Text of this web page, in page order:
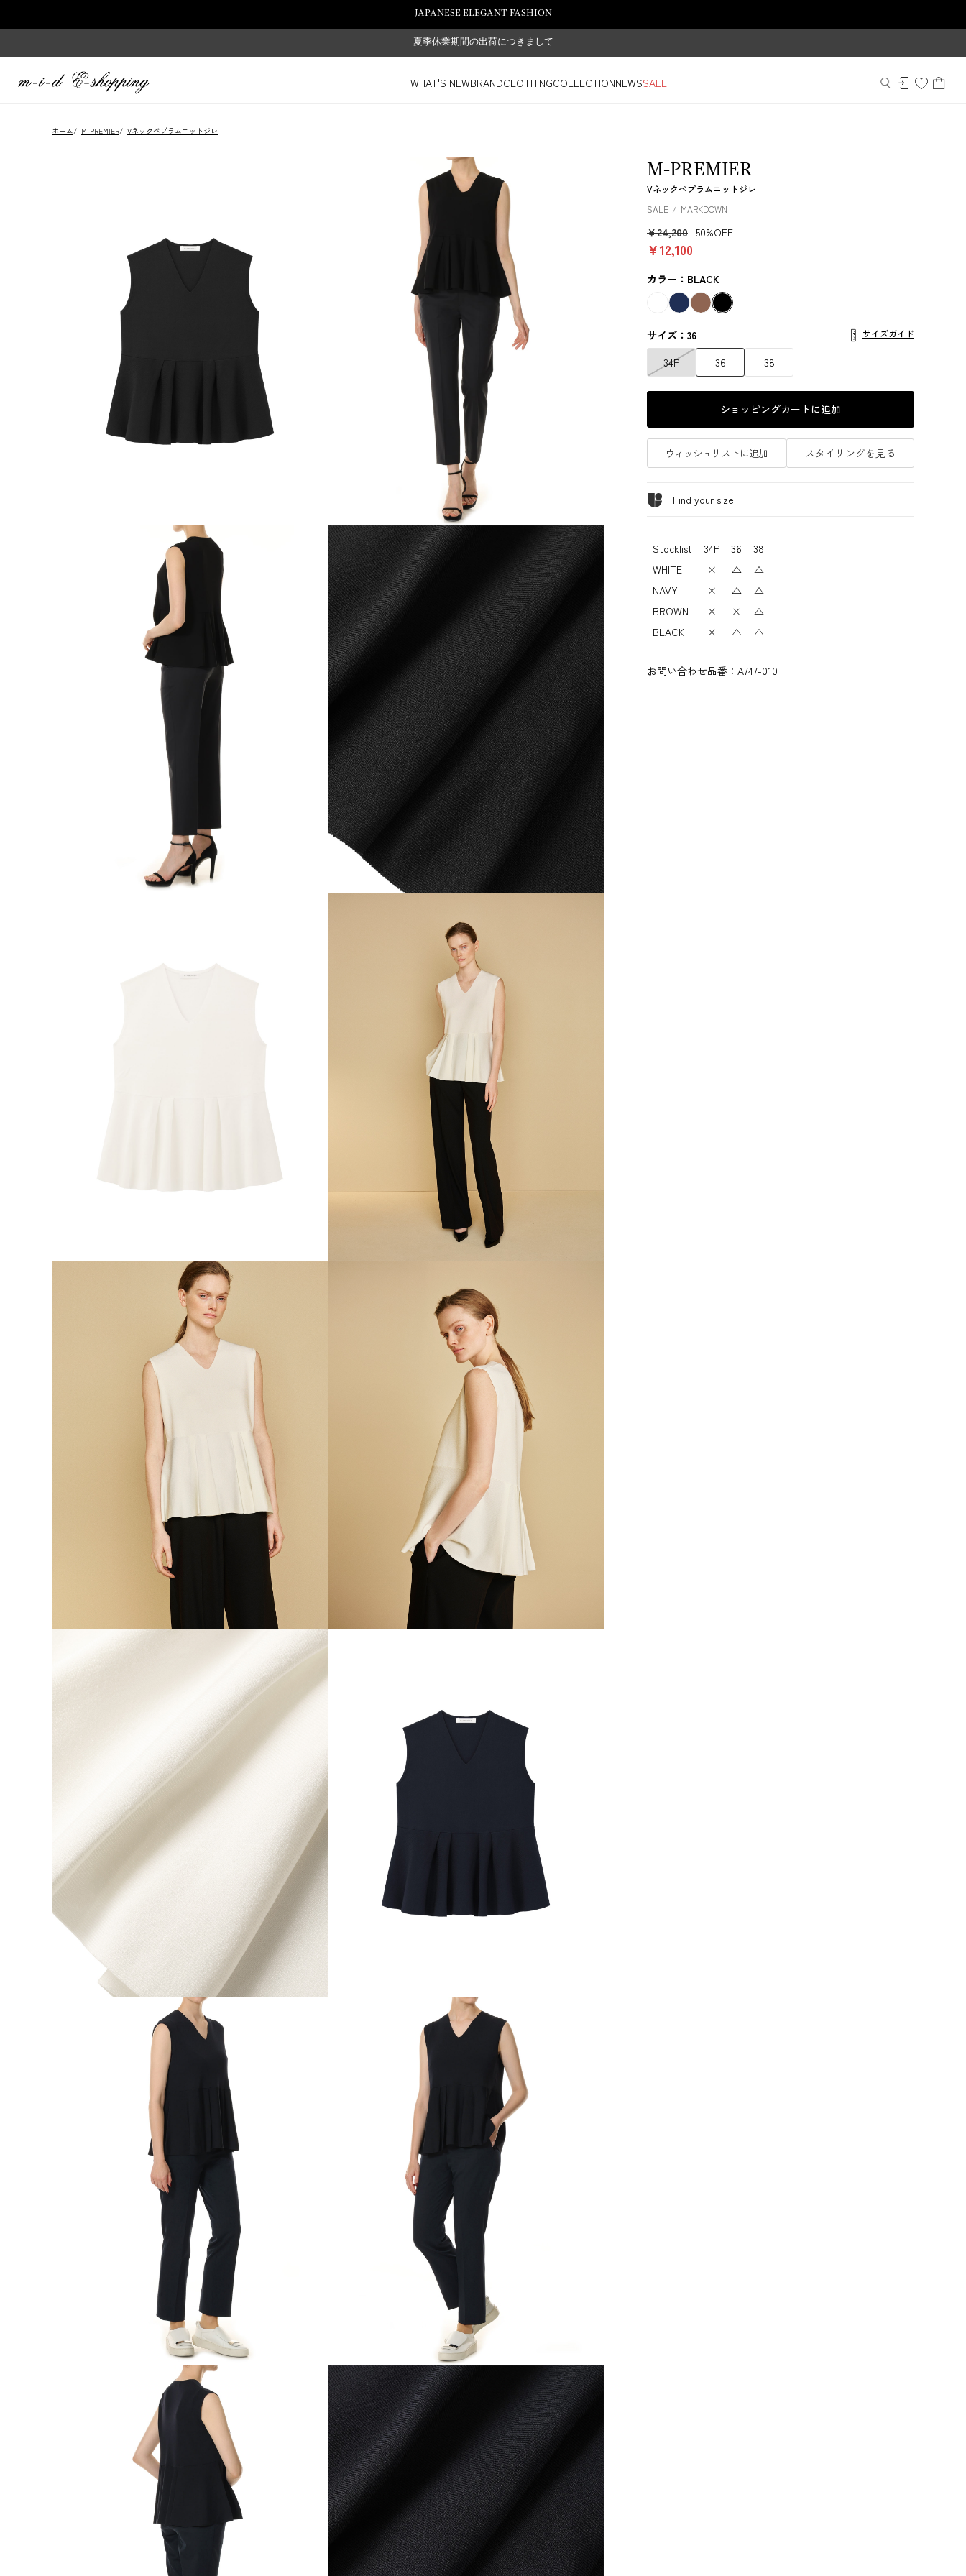
JAPANESE ELEGANT FASHION
夏季休業期間の出荷につきまして
WHAT'S NEWBRANDCLOTHINGCOLLECTIONNEWSSALE
ホーム/ M-PREMIER/ Vネックペプラムニットジレ
M-PREMIER
Vネックペプラムニットジレ
SALE
MARKDOWN
￥24,200 50%OFF
￥12,100
カラー：BLACK
サイズ：36 サイズガイド
34P 36 38
ショッピングカートに追加
ウィッシュリストに追加 スタイリングを見る
Find your size
Stocklist 34P 36
38
WHITE
× △
△
NAVY
× △
△
BROWN
× ×
△
BLACK
× △ △
お問い合わせ品番： A747-010